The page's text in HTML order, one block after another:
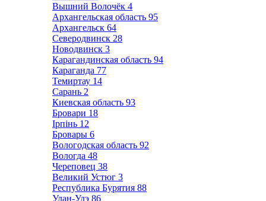
Вышний Волочёк 4
Архангельская область 95
Архангельск 64
Северодвинск 28
Новодвинск 3
Карагандинская область 94
Караганда 77
Темиртау 14
Сарань 2
Киевская область 93
Бровари 18
Ірпінь 12
Бровары 6
Вологодская область 92
Вологда 48
Череповец 38
Великий Устюг 3
Республика Бурятия 88
Улан-Удэ 86